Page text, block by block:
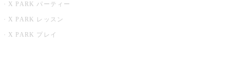
X PARK パーティー
X PARK レッスン
X PARK プレイ